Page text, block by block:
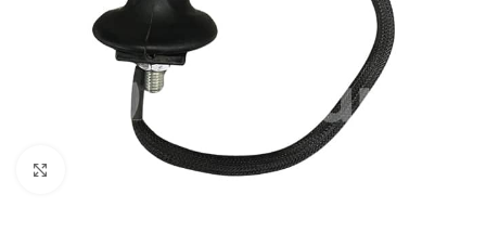
Pulsa para ampliar